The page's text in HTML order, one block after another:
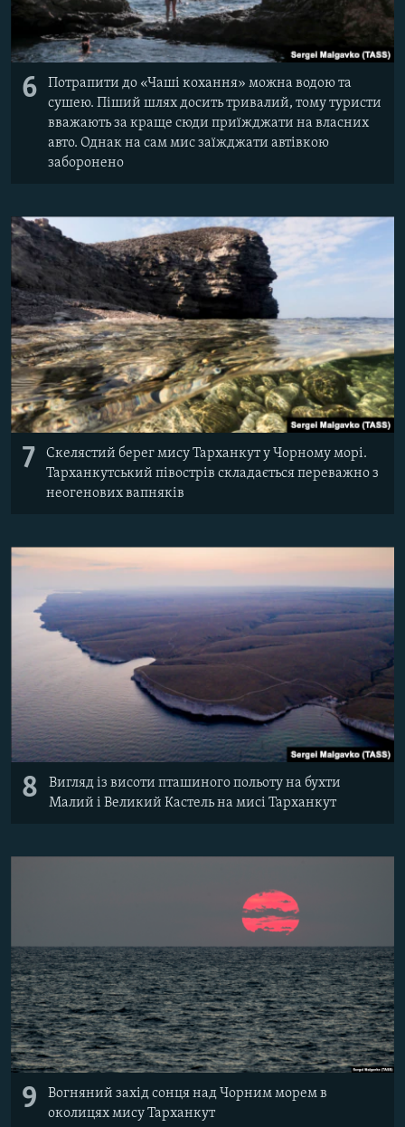
6
Потрапити до «Чаші кохання» можна водою та
сушею. Піший шлях досить тривалий, тому туристи
вважають за краще сюди приїжджати на власних
авто. Однак на сам мис заїжджати автівкою
заборонено
7
Скелястий берег мису Тарханкут у Чорному морі.
Тарханкутський півострів складається переважно з
неогенових вапняків
8
Вигляд із висоти пташиного польоту на бухти
Малий і Великий Кастель на мисі Тарханкут
9
Вогняний захід сонця над Чорним морем в
околицях мису Тарханкут